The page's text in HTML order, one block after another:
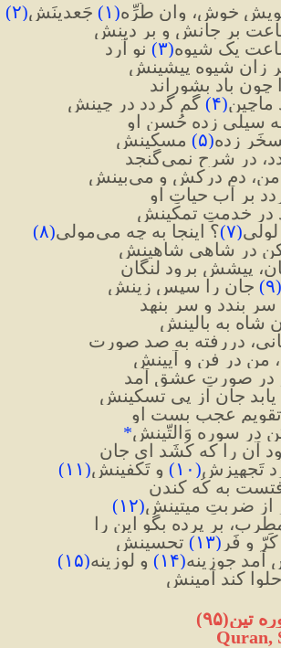
خوش، وان طُرِّه(۱) جَعدینَش(۲)
بر جانش و بر دینش
یک شیوه(۳) نو آرد
زان شیوه پیشینش
چون باد بشوراند
(۴) گم گردد در چینش
سیلی زده حُسنِ او
زده(۵) مسکینش
دم درکش و می‌بینش
در خدمتِ تمکینش
(۷)؟ اینجا به چه می‌مولی (۸)
کن در شاهی شاهینش
پیشش برود لنگان
(۹) جان را سپسِ زینش
سر بندد و سر بنهد
شاه به بالینش
دررفته به صد صورت
من در فن و آیینش
در صورتِ عشق آمد
جان از پی تسکینش
تقویمِ عجب بست او
*
آن را که کُشَد ای جان
تَجهیزش(۱۰) و تَکفینش(۱۱)
به کُه کندن
از ضربتِ میتینش(۱۲)
بر پرده بگو این را
و فَرِ (۱۳) تحسینش
جوزینه(۱۴) و لوزینه(۱۵)
حلوا کند آمینش
تین(۹۵)
Quran,